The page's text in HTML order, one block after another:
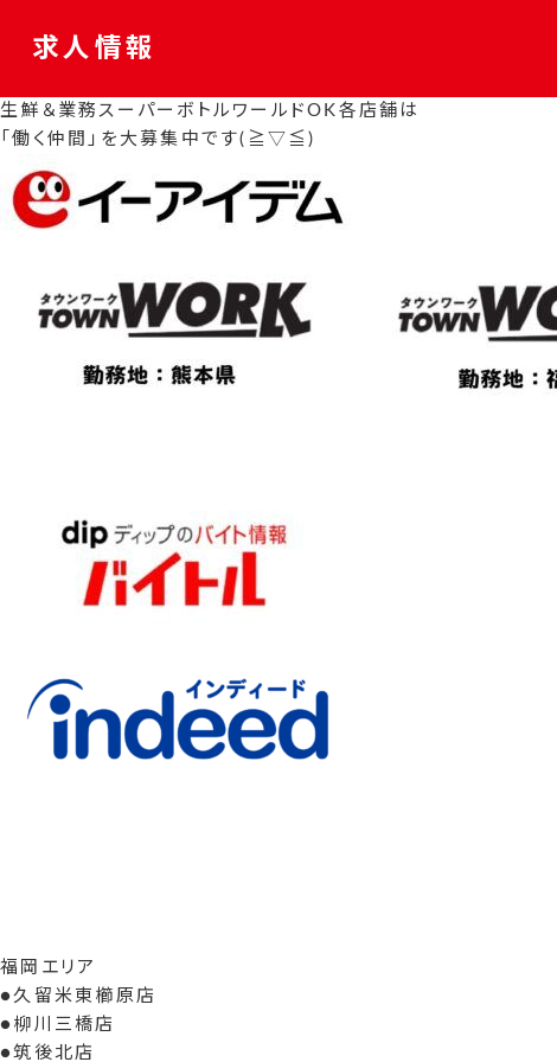
求人情報
生鮮＆業務スーパーボトルワールドOK各店舗は
「働く仲間」を大募集中です(≧▽≦)
福岡エリア
●久留米東櫛原店
●柳川三橋店
●筑後北店